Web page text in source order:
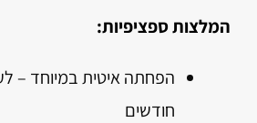
המלצות ספציפיות:
הפחתה איטית במיוחד –
חודשים